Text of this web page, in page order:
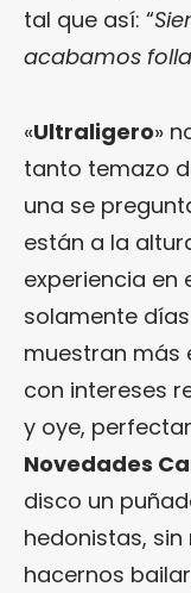
tal que así: “
acabamos
«Ultraligero»
tanto temazo
una se
están a la
experiencia en
solamente
muestran más
con intereses
y oye,
Novedades
disco un
hedonistas,
hacernos